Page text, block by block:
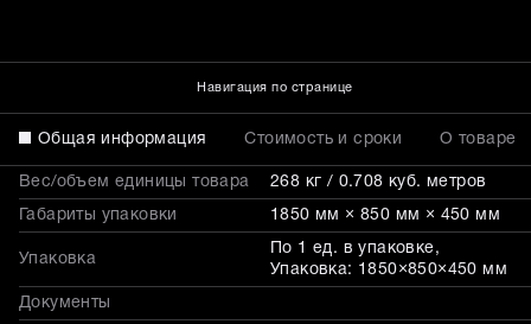
Навигация по странице
Общая информация Стоимость и сроки О товаре
Вес/объем единицы товара 268 кг / 0.708 куб. метров
Габариты упаковки 1850 мм × 850 мм × 450 мм
Упаковка
По 1 ед. в упаковке,
Упаковка: 1850×850×450 мм
Документы